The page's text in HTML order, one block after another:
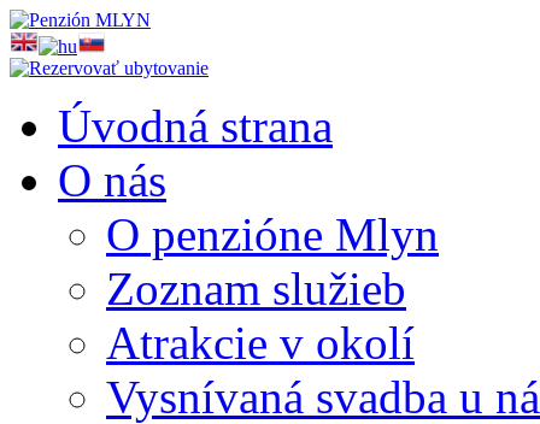
Úvodná strana
O nás
O penzióne Mlyn
Zoznam služieb
Atrakcie v okolí
Vysnívaná svadba u